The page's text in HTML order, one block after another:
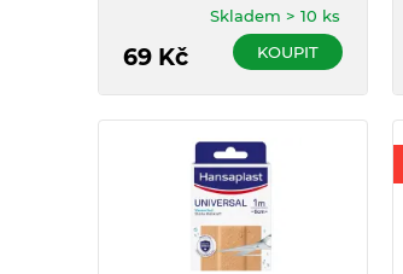
obsahu latexu.
69 Kč
Skladem > 10 ks
KOUPIT